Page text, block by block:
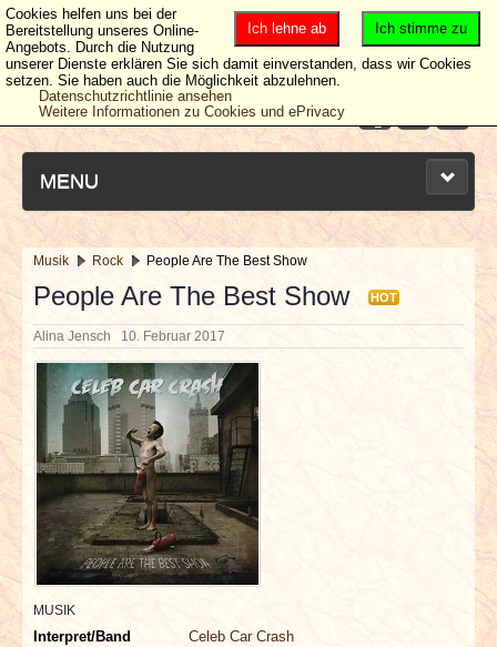
MENU
NEUESTE ARTIKEL
NEWS & DATES
BERICHTE
VERLOSUNGEN
INTERVIEWS
SPECIALS
REDAKTION
Musik Rock People Are The Best Show
People Are The Best Show HOT
Alina Jensch 10. Februar 2017
MUSIK
Interpret/Band
Celeb Car Crash
Ich stimme zu
Ich lehne ab
Cookies helfen uns bei der
Bereitstellung unseres Online-
Angebots. Durch die Nutzung
unserer Dienste erklären Sie sich damit einverstanden, dass wir Cookies
setzen. Sie haben auch die Möglichkeit abzulehnen.
Datenschutzrichtlinie ansehen
Weitere Informationen zu Cookies und ePrivacy